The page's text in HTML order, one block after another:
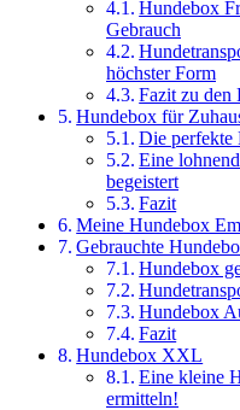
Hundebox
Gebrauch
höchster Form
Fazit zu den
Hundebox für
Die perfekte
Eine
begeistert
Fazit
Meine Hundebox
Gebrauchte
Hundebox
Hundebox
Fazit
Hundebox XXL
Eine kleine
ermitteln!